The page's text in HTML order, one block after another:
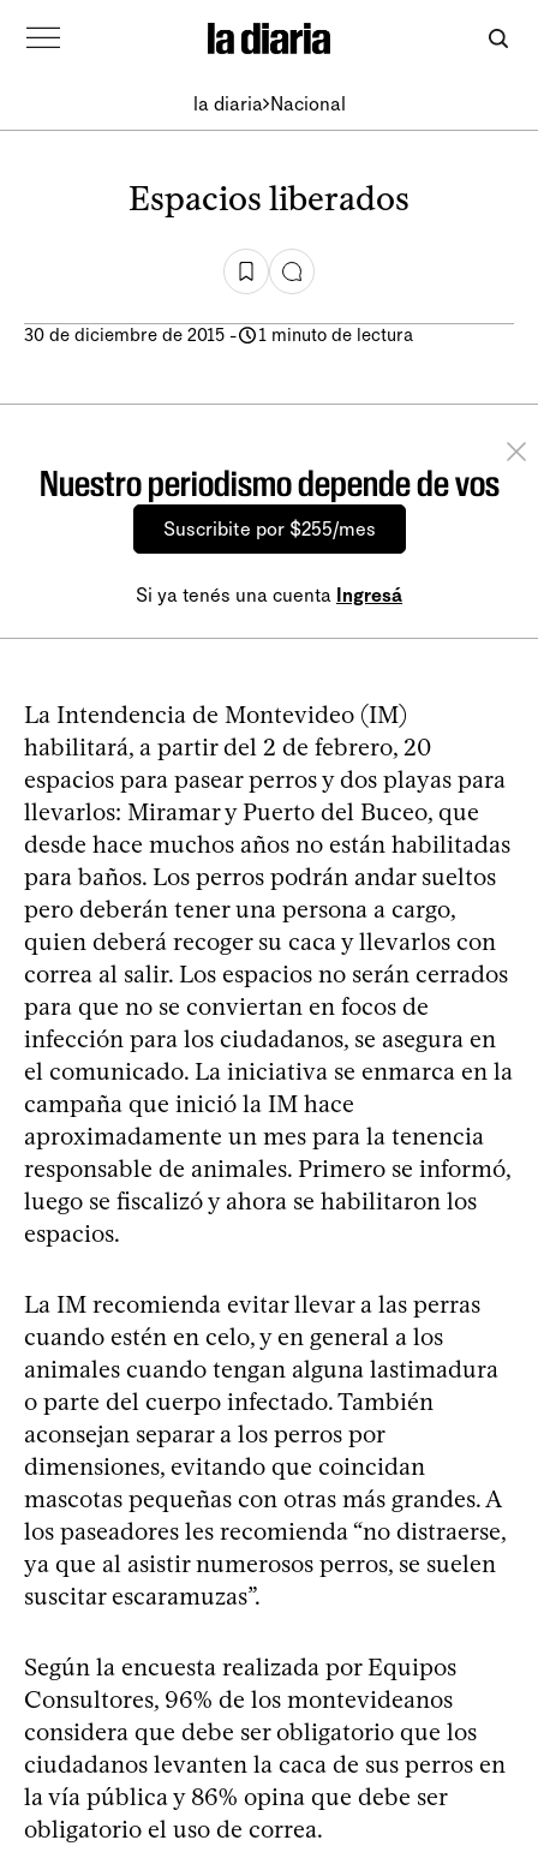
la diaria Nacional
Espacios liberados
30 de diciembre de 2015 - 1 minuto de lectura
Nuestro periodismo depende de vos
Suscribite por $255/mes
Si ya tenés una cuenta Ingresá
La Intendencia de Montevideo (IM)
habilitará, a partir del 2 de febrero, 20
espacios para pasear perros y dos playas para
llevarlos: Miramar y Puerto del Buceo, que
desde hace muchos años no están habilitadas
para baños. Los perros podrán andar sueltos
pero deberán tener una persona a cargo,
quien deberá recoger su caca y llevarlos con
correa al salir. Los espacios no serán cerrados
para que no se conviertan en focos de
infección para los ciudadanos, se asegura en
el comunicado. La iniciativa se enmarca en la
campaña que inició la IM hace
aproximadamente un mes para la tenencia
responsable de animales. Primero se informó,
luego se fiscalizó y ahora se habilitaron los
espacios.
La IM recomienda evitar llevar a las perras
cuando estén en celo, y en general a los
animales cuando tengan alguna lastimadura
o parte del cuerpo infectado. También
aconsejan separar a los perros por
dimensiones, evitando que coincidan
mascotas pequeñas con otras más grandes. A
los paseadores les recomienda “no distraerse,
ya que al asistir numerosos perros, se suelen
suscitar escaramuzas”.
Según la encuesta realizada por Equipos
Consultores, 96% de los montevideanos
considera que debe ser obligatorio que los
ciudadanos levanten la caca de sus perros en
la vía pública y 86% opina que debe ser
obligatorio el uso de correa.